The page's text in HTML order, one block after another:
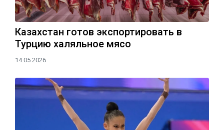
Казахстан готов экспортировать в
Турцию халяльное мясо
14.05.2026